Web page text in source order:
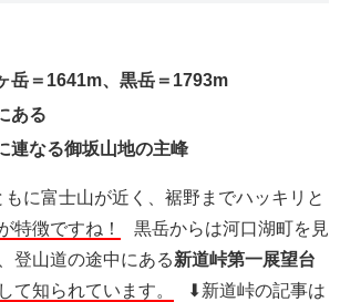
岳＝1641m、黒岳＝1793m
ある
連なる御坂山地の主峰
に富士山が近く、裾野までハッキリと
特徴ですね！
黒岳からは河口湖町を見
登山道の途中にある新道峠第一展望台
て知られています。
⬇︎新道峠の記事は